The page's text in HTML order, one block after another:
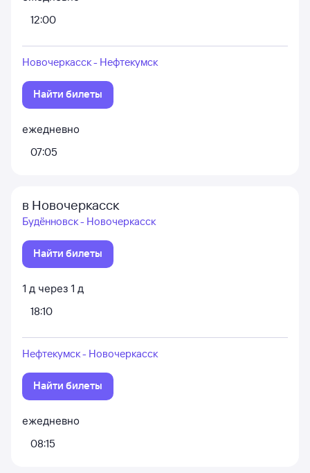
12:00
Новочеркасск - Нефтекумск
Найти билеты
ежедневно
07:05
в Новочеркасск
Будённовск - Новочеркасск
Найти билеты
1 д через 1 д
18:10
Нефтекумск - Новочеркасск
Найти билеты
ежедневно
08:15